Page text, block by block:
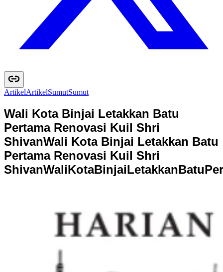
ArtikelArtikelSumutSumut
Wali Kota Binjai Letakkan Batu
Pertama Renovasi Kuil Shri
ShivanWali Kota Binjai Letakkan Batu
Pertama Renovasi Kuil Shri
ShivanWaliKotaBinjaiLetakkanBatuPer